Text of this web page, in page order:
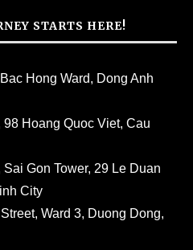
STARTS HERE!
Hong Ward, Dong Anh
Hoang Quoc Viet, Cau
Gon Tower, 29 Le Duan
City
Ward 3, Duong Dong,